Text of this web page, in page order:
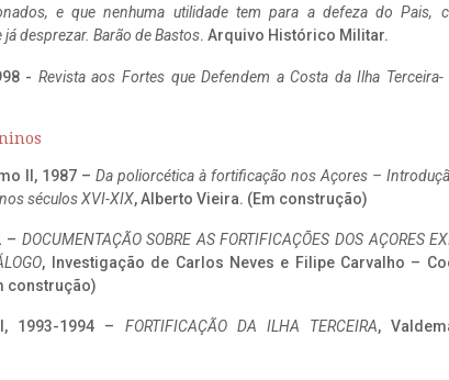
e que nenhuma utilidade tem para a defeza do Pais,
desprezar. Barão de Bastos. Arquivo Histórico Militar.
- Revista aos Fortes que Defendem a Costa da Ilha Terceira-
II, 1987 – Da poliorcética à fortificação nos Açores –
séculos XVI-XIX, Alberto Vieira. (Em construção)
– DOCUMENTAÇÃO SOBRE AS FORTIFICAÇÕES DOS AÇORES
, Investigação de Carlos Neves e Filipe Carvalho –
construção)
1993-1994 – FORTIFICAÇÃO DA ILHA TERCEIRA,